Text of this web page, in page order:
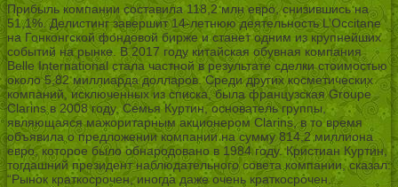
Прибыль компании составила 118,2 млн евро, снизившись на
51,1%. Делистинг завершит 14-летнюю деятельность L’Occitane
на Гонконгской фондовой бирже и станет одним из крупнейших
событий на рынке. В 2017 году китайская обувная компания
Belle International стала частной в результате сделки стоимостью
около 5,82 миллиарда долларов. Среди других косметических
компаний, исключенных из списка, была французская Groupe
Clarins в 2008 году. Семья Куртин, основатель группы,
являющаяся мажоритарным акционером Clarins, в то время
объявила о предложении компании на сумму 814,2 миллиона
евро, которое было обнародовано в 1984 году. Кристиан Куртин,
тогдашний президент наблюдательного совета компании, сказал:
“Рынок краткосрочен, иногда даже очень краткосрочен.